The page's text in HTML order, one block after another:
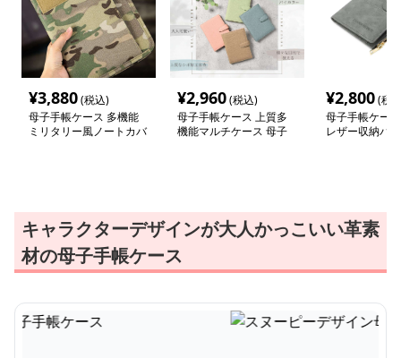
¥3,880(税込)
母子手帳ケース 多機能
ミリタリー風ノートカバ
¥2,960(税込)
母子手帳ケース 上質多
機能マルチケース 母子
¥2,800(税
母子手帳ケー
レザー収納バ
キャラクターデザインが大人かっこいい革素
材の母子手帳ケース